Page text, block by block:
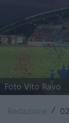
United
Top14
Challenge
Foto Vito Ravo
Redazione /